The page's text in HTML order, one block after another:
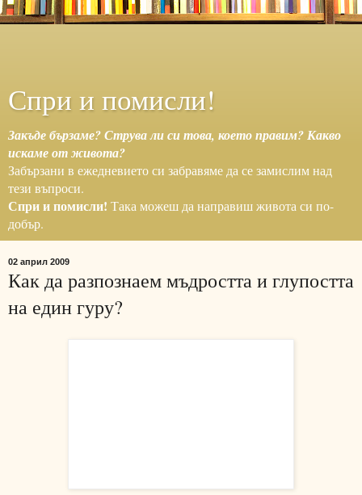
Спри и помисли!
Закъде бързаме? Струва ли си това, което правим? Какво
искаме от живота?
Забързани в ежедневието си забравяме да се замислим над
тези въпроси.
Спри и помисли! Така можеш да направиш живота си по-
добър.
02 април 2009
Как да разпознаем мъдростта и глупостта
на един гуру?